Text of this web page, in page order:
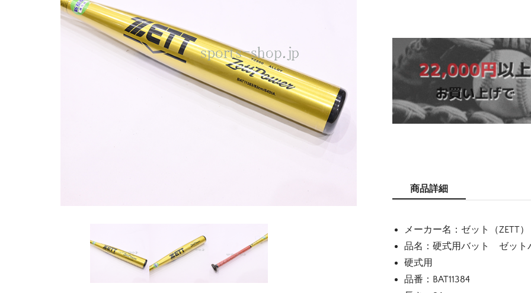
商品詳細
メーカー名：ゼット（ZETT）
品名：硬式用バット ゼット
硬式用
品番：BAT11384